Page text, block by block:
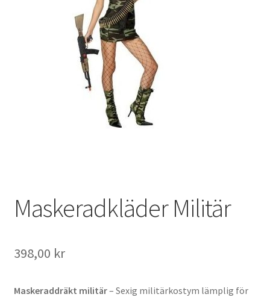
Maskeradkläder Militär
398,00 kr
Maskeraddräkt militär– Sexig militärkostym lämplig för